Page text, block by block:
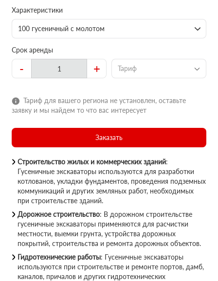
Характеристики
100 гусеничный с молотом
Срок аренды
- + Тариф
Тариф для вашего региона не установлен, оставьте
заявку и мы найдем то что вас интересует
Заказать
Строительство жилых и коммерческих зданий:
Гусеничные экскаваторы используются для разработки
котлованов, укладки фундаментов, проведения подземных
коммуникаций и других земляных работ, необходимых
при строительстве зданий.
Дорожное строительство: В дорожном строительстве
гусеничные экскаваторы применяются для расчистки
местности, выемки грунта, устройства дорожных
покрытий, строительства и ремонта дорожных объектов.
Гидротехнические работы: Гусеничные экскаваторы
используются при строительстве и ремонте портов, дамб,
каналов, причалов и других гидротехнических